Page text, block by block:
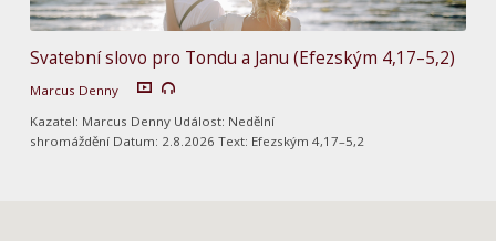
Svatební slovo pro Tondu a Janu (Efezským 4,17–5,2)
Marcus Denny
Kazatel: Marcus Denny Událost: Nedělní
shromáždění Datum: 2.8.2026 Text: Efezským 4,17–5,2